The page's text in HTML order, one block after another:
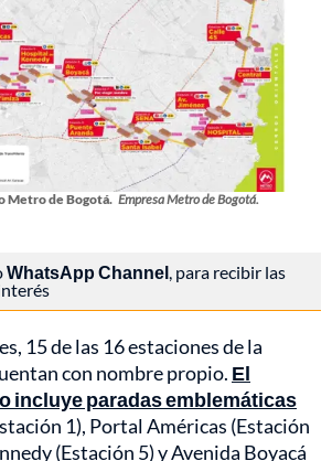
Metro de Bogotá. Empresa Metro de Bogotá.
WhatsApp Channel, para recibir las
15 de las 16 estaciones de la
con nombre propio. El
incluye paradas emblemáticas
1), Portal Américas (Estación
(Estación 5) y Avenida Boyacá